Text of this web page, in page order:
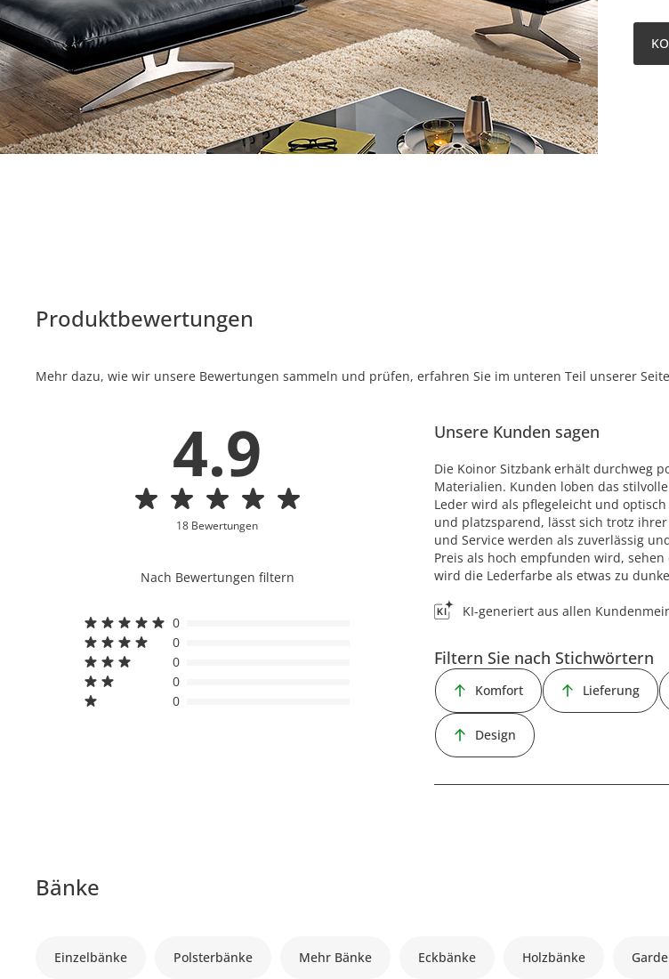
Produktbewertungen
Mehr dazu, wie wir unsere Bewertungen sammeln und prüfen, erfahren Sie im unteren Teil unserer
4.9
18 Bewertungen
Nach Bewertungen filtern
0
0
0
0
0
Unsere Kunden sagen
Die Koinor Sitzbank erhält durchweg
Materialien. Kunden loben das
Leder wird als pflegeleicht und
und platzsparend, lässt sich trotz
und Service werden als zuverlässig
Preis als hoch empfunden wird,
wird die Lederfarbe als etwas zu
KI-generiert aus allen
Filtern Sie nach Stichwörtern
Komfort Lieferung
Design
Bänke
Einzelbänke Polsterbänke Mehr Bänke Eckbänke Holzbänke